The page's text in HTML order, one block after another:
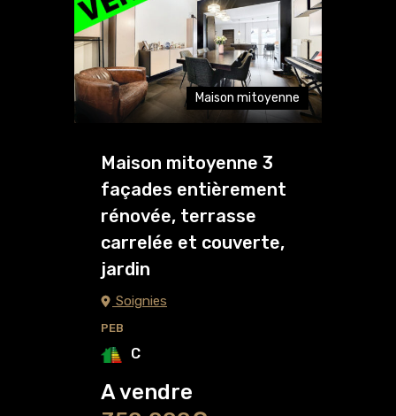
Maison mitoyenne
Maison mitoyenne 3
façades entièrement
rénovée, terrasse
carrelée et couverte,
jardin
Soignies
PEB
C
A vendre